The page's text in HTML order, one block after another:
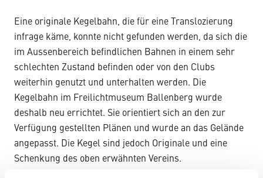
Eine originale Kegelbahn, die für eine Translozierung
infrage käme, konnte nicht gefunden werden, da sich die
im Aussenbereich befindlichen Bahnen in einem sehr
schlechten Zustand befinden oder von den Clubs
weiterhin genutzt und unterhalten werden. Die
Kegelbahn im Freilichtmuseum Ballenberg wurde
deshalb neu errichtet. Sie orientiert sich an den zur
Verfügung gestellten Plänen und wurde an das Gelände
angepasst. Die Kegel sind jedoch Originale und eine
Schenkung des oben erwähnten Vereins.